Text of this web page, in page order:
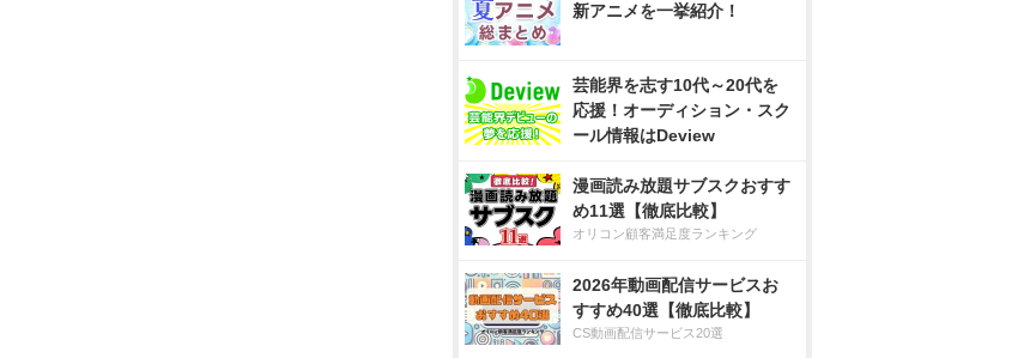
新アニメを一挙紹介！
芸能界を志す10代～20代を
応援！オーディション・スク
ール情報はDeview
漫画読み放題サブスクおすす
め11選【徹底比較】
オリコン顧客満足度ランキング
2026年動画配信サービスお
すすめ40選【徹底比較】
CS動画配信サービス20選